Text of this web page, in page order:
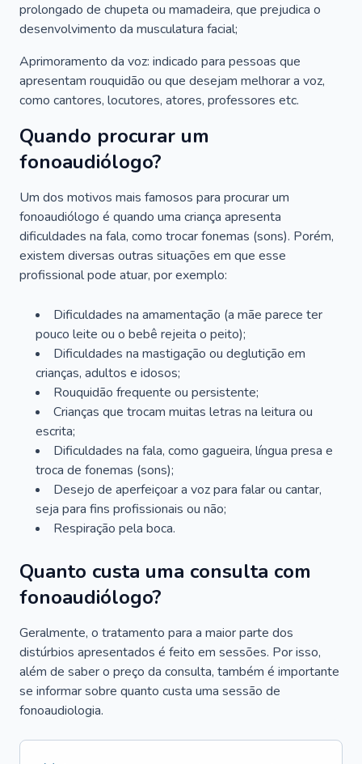
prolongado de chupeta ou mamadeira, que prejudica o
desenvolvimento da musculatura facial;
Aprimoramento da voz: indicado para pessoas que
apresentam rouquidão ou que desejam melhorar a voz,
como cantores, locutores, atores, professores etc.
Quando procurar um
fonoaudiólogo?
Um dos motivos mais famosos para procurar um
fonoaudiólogo é quando uma criança apresenta
dificuldades na fala, como trocar fonemas (sons). Porém,
existem diversas outras situações em que esse
profissional pode atuar, por exemplo:
Dificuldades na amamentação (a mãe parece ter
pouco leite ou o bebê rejeita o peito);
Dificuldades na mastigação ou deglutição em
crianças, adultos e idosos;
Rouquidão frequente ou persistente;
Crianças que trocam muitas letras na leitura ou
escrita;
Dificuldades na fala, como gagueira, língua presa e
troca de fonemas (sons);
Desejo de aperfeiçoar a voz para falar ou cantar,
seja para fins profissionais ou não;
Respiração pela boca.
Quanto custa uma consulta com
fonoaudiólogo?
Geralmente, o tratamento para a maior parte dos
distúrbios apresentados é feito em sessões. Por isso,
além de saber o preço da consulta, também é importante
se informar sobre quanto custa uma sessão de
fonoaudiologia.